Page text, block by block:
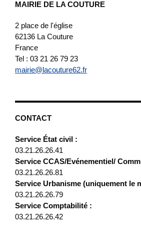
MAIRIE DE LA COUTURE
2 place de l'église
62136 La Couture
France
Tel : 03 21 26 79 23
mairie@lacouture62.fr
CONTACT
Service État civil :
03.21.26.26.41
Service CCAS/Evénementiel/
03.21.26.26.81
Service Urbanisme (uniquement le
03.21.26.26.79
Service Comptabilité :
03.21.26.26.42